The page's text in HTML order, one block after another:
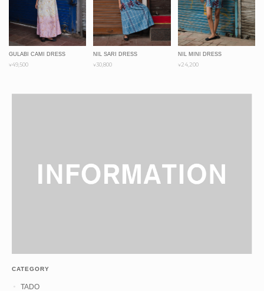
GULABI CAMI DRESS
¥49,500
NIL SARI DRESS
¥30,800
NIL MINI DRESS
¥24,200
CATEGORY
TADO